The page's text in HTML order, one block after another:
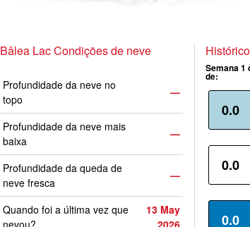
Bâlea Lac Condições de neve
Profundidade da neve no
topo
—
Profundidade da neve mais
baixa
—
Profundidade da queda de
neve fresca
—
Quando foi a última vez que
nevou?
13 May
2026
Semana 1
de:
0.0
0.0
0.0